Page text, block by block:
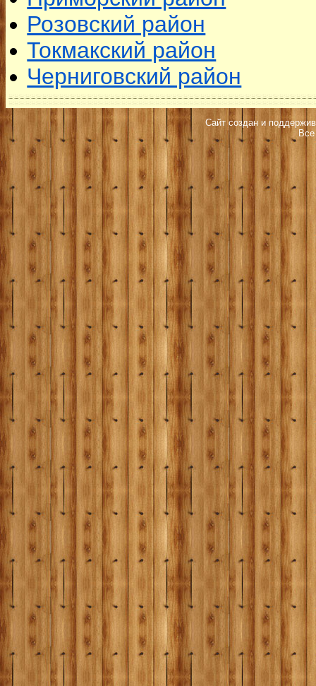
Розовский район
Токмакский район
Черниговский район
Сайт создан и